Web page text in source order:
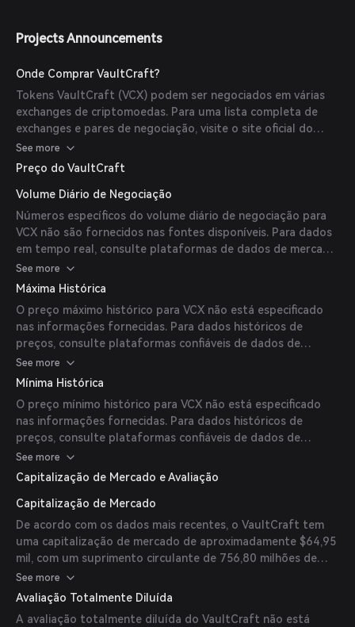
Projects Announcements
Onde Comprar VaultCraft?
Tokens VaultCraft (VCX) podem ser negociados em várias
exchanges de criptomoedas. Para uma lista completa de
exchanges e pares de negociação, visite o site oficial do
VaultCraft ou plataformas confiáveis de dados de mercado
de criptomoedas.
See more
Preço do VaultCraft
Volume Diário de Negociação
Números específicos do volume diário de negociação para
VCX não são fornecidos nas fontes disponíveis. Para dados
em tempo real, consulte plataformas de dados de mercado
de criptomoedas.
See more
Máxima Histórica
O preço máximo histórico para VCX não está especificado
nas informações fornecidas. Para dados históricos de
preços, consulte plataformas confiáveis de dados de
mercado de criptomoedas.
See more
Mínima Histórica
O preço mínimo histórico para VCX não está especificado
nas informações fornecidas. Para dados históricos de
preços, consulte plataformas confiáveis de dados de
mercado de criptomoedas.
See more
Capitalização de Mercado e Avaliação
Capitalização de Mercado
De acordo com os dados mais recentes, o VaultCraft tem
uma capitalização de mercado de aproximadamente $64,95
mil, com um suprimento circulante de 756,80 milhões de
tokens VCX.
See more
Avaliação Totalmente Diluída
A avaliação totalmente diluída do VaultCraft não está